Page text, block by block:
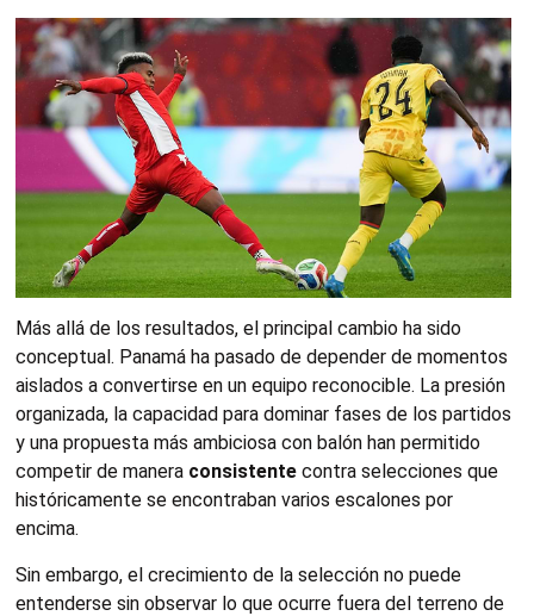
Más allá de los resultados, el principal cambio ha sido
conceptual. Panamá ha pasado de depender de momentos
aislados a convertirse en un equipo reconocible. La presión
organizada, la capacidad para dominar fases de los partidos
y una propuesta más ambiciosa con balón han permitido
competir de manera consistente contra selecciones que
históricamente se encontraban varios escalones por
encima.
Sin embargo, el crecimiento de la selección no puede
entenderse sin observar lo que ocurre fuera del terreno de